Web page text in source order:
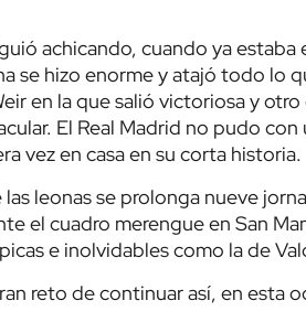
achicando, cuando ya
se hizo enorme y atajó todo lo
en la que salió victoriosa y
El Real Madrid no pudo
vez en casa en su corta historia.
leonas se prolonga nueve
el cuadro merengue en San
e inolvidables como la de
reto de continuar así, en esta